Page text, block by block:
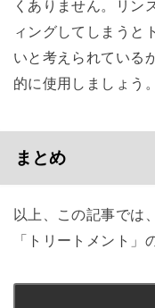
くありません。リン
ィングしてしまうと
いと考えられている
的に使用しましょう。
まとめ
以上、この記事では
「トリートメント」